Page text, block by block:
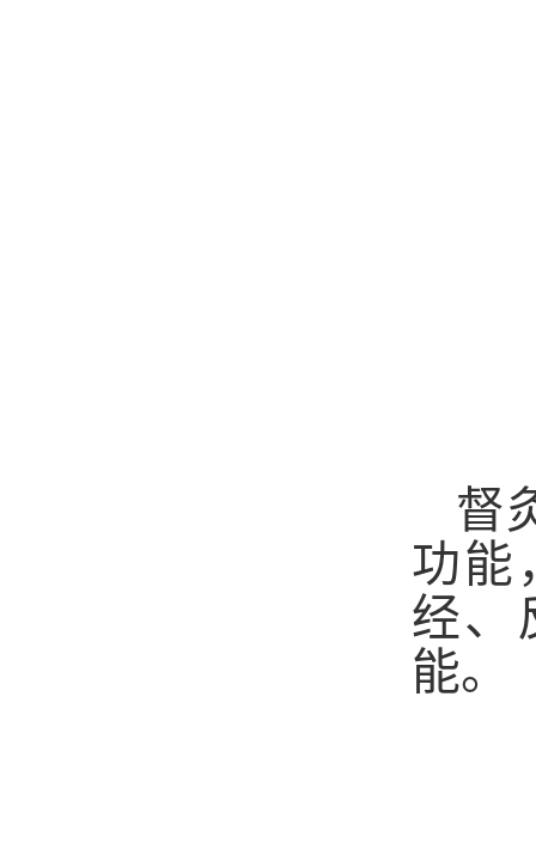
督
功能
经、
能。